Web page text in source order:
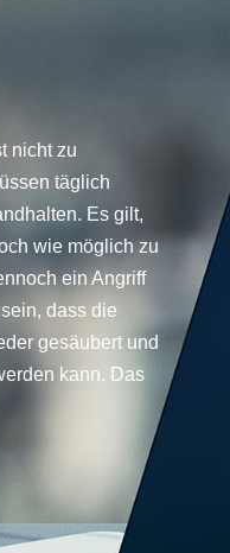
nicht zu
täglich
Es gilt,
wie möglich zu
ein Angriff
dass die
gesäubert und
kann. Das